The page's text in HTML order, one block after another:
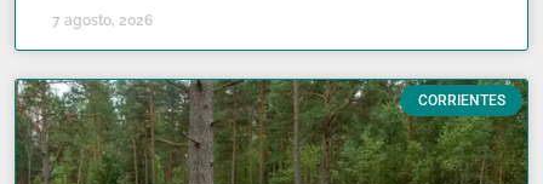
7 agosto, 2026
CORRIENTES